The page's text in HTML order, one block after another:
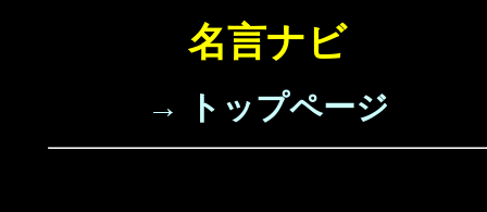
名言ナビ
→ トップページ